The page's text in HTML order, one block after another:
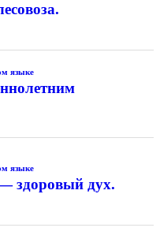
языке
языке
здоровый дух.